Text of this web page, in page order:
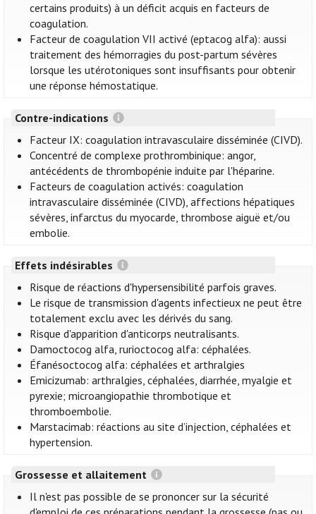
certains produits) à un déficit acquis en facteurs de
coagulation.
Facteur de coagulation VII activé (eptacog alfa): aussi
traitement des hémorragies du post-partum sévères
lorsque les utérotoniques sont insuffisants pour obtenir
une réponse hémostatique.
Contre-indications
Facteur IX: coagulation intravasculaire disséminée (CIVD).
Concentré de complexe prothrombinique: angor,
antécédents de thrombopénie induite par l'héparine.
Facteurs de coagulation activés: coagulation
intravasculaire disséminée (CIVD), affections hépatiques
sévères, infarctus du myocarde, thrombose aiguë et/ou
embolie.
Effets indésirables
Risque de réactions d'hypersensibilité parfois graves.
Le risque de transmission d'agents infectieux ne peut être
totalement exclu avec les dérivés du sang.
Risque d'apparition d'anticorps neutralisants.
Damoctocog alfa, rurioctocog alfa: céphalées.
Éfanésoctocog alfa: céphalées et arthralgies
Emicizumab: arthralgies, céphalées, diarrhée, myalgie et
pyrexie; microangiopathie thrombotique et
thromboembolie.
Marstacimab: réactions au site d’injection, céphalées et
hypertension.
Grossesse et allaitement
Il n'est pas possible de se prononcer sur la sécurité